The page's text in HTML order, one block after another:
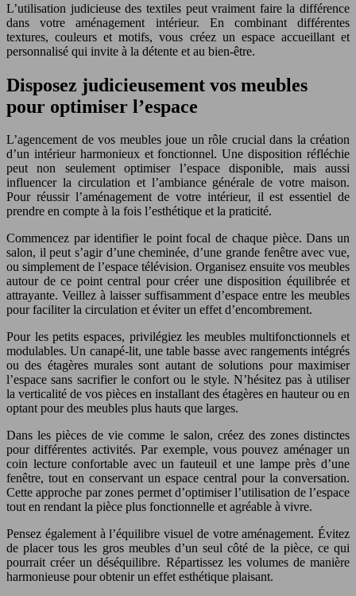
L’utilisation judicieuse des textiles peut vraiment faire la différence
dans votre aménagement intérieur. En combinant différentes
textures, couleurs et motifs, vous créez un espace accueillant et
personnalisé qui invite à la détente et au bien-être.
Disposez judicieusement vos meubles
pour optimiser l’espace
L’agencement de vos meubles joue un rôle crucial dans la création
d’un intérieur harmonieux et fonctionnel. Une disposition réfléchie
peut non seulement optimiser l’espace disponible, mais aussi
influencer la circulation et l’ambiance générale de votre maison.
Pour réussir l’aménagement de votre intérieur, il est essentiel de
prendre en compte à la fois l’esthétique et la praticité.
Commencez par identifier le point focal de chaque pièce. Dans un
salon, il peut s’agir d’une cheminée, d’une grande fenêtre avec vue,
ou simplement de l’espace télévision. Organisez ensuite vos meubles
autour de ce point central pour créer une disposition équilibrée et
attrayante. Veillez à laisser suffisamment d’espace entre les meubles
pour faciliter la circulation et éviter un effet d’encombrement.
Pour les petits espaces, privilégiez les meubles multifonctionnels et
modulables. Un canapé-lit, une table basse avec rangements intégrés
ou des étagères murales sont autant de solutions pour maximiser
l’espace sans sacrifier le confort ou le style. N’hésitez pas à utiliser
la verticalité de vos pièces en installant des étagères en hauteur ou en
optant pour des meubles plus hauts que larges.
Dans les pièces de vie comme le salon, créez des zones distinctes
pour différentes activités. Par exemple, vous pouvez aménager un
coin lecture confortable avec un fauteuil et une lampe près d’une
fenêtre, tout en conservant un espace central pour la conversation.
Cette approche par zones permet d’optimiser l’utilisation de l’espace
tout en rendant la pièce plus fonctionnelle et agréable à vivre.
Pensez également à l’équilibre visuel de votre aménagement. Évitez
de placer tous les gros meubles d’un seul côté de la pièce, ce qui
pourrait créer un déséquilibre. Répartissez les volumes de manière
harmonieuse pour obtenir un effet esthétique plaisant.